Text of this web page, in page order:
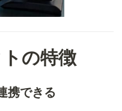
の特徴
携できる